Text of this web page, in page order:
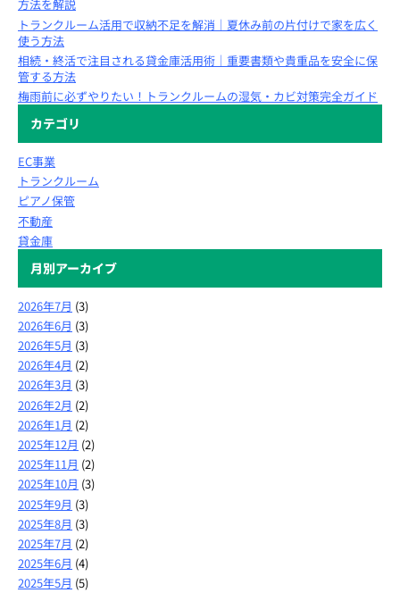
方法を解説
トランクルーム活用で収納不足を解消｜夏休み前の片付けで家を広く
使う方法
相続・終活で注目される貸金庫活用術｜重要書類や貴重品を安全に保
管する方法
梅雨前に必ずやりたい！トランクルームの湿気・カビ対策完全ガイド
カテゴリ
EC事業
トランクルーム
ピアノ保管
不動産
貸金庫
月別アーカイブ
2026年7月 (3)
2026年6月 (3)
2026年5月 (3)
2026年4月 (2)
2026年3月 (3)
2026年2月 (2)
2026年1月 (2)
2025年12月 (2)
2025年11月 (2)
2025年10月 (3)
2025年9月 (3)
2025年8月 (3)
2025年7月 (2)
2025年6月 (4)
2025年5月 (5)